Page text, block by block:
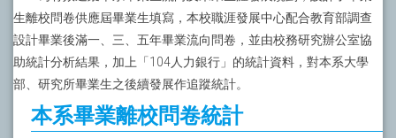
生離校問卷供應屆畢業生填寫，本校職涯發展中心配合教育部調查
設計畢業後滿一、三、五年畢業流向問卷，並由校務研究辦公室協
助統計分析結果，加上「104人力銀行」的統計資料，對本系大學
部、研究所畢業生之後續發展作追蹤統計。
本系畢業離校問卷統計